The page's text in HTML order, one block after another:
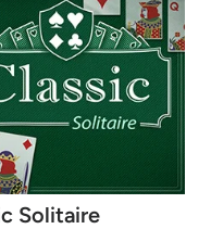
Solitaire